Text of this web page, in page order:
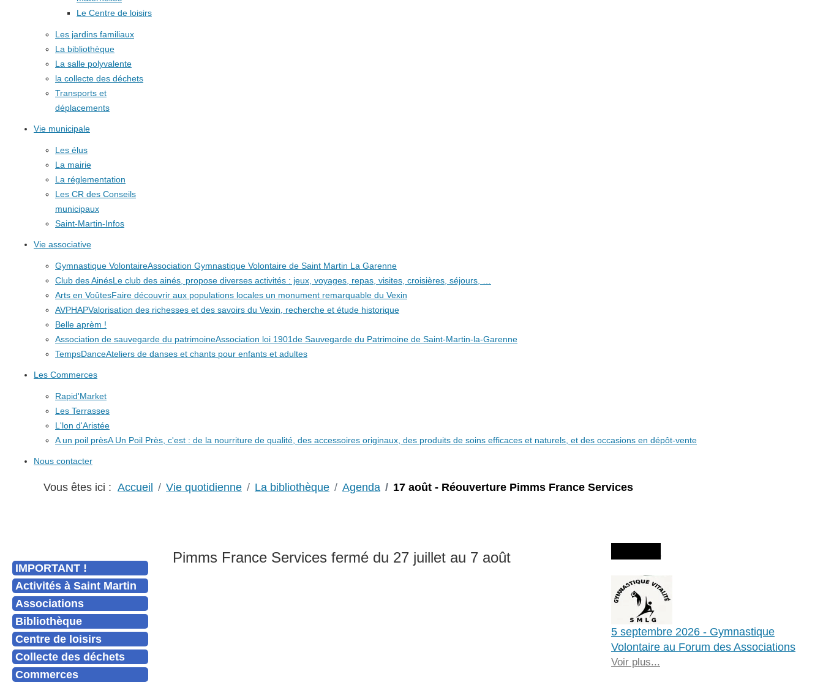
Le Centre de loisirs
Les jardins familiaux
La bibliothèque
La salle polyvalente
la collecte des déchets
Transports et
déplacements
Vie municipale
Les élus
La mairie
La réglementation
Les CR des Conseils
municipaux
Saint-Martin-Infos
Vie associative
Gymnastique VolontaireAssociation Gymnastique Volontaire de Saint Martin La Garenne
Club des AinésLe club des ainés, propose diverses activités : jeux, voyages, repas, visites, croisières, séjours, …
Arts en VoûtesFaire découvrir aux populations locales un monument remarquable du Vexin
AVPHAPValorisation des richesses et des savoirs du Vexin, recherche et étude historique
Belle aprèm !
Association de sauvegarde du patrimoineAssociation loi 1901de Sauvegarde du Patrimoine de Saint-Martin-la-Garenne
TempsDanceAteliers de danses et chants pour enfants et adultes
Les Commerces
Rapid'Market
Les Terrasses
L'lon d'Aristée
A un poil prèsA Un Poil Près, c'est : de la nourriture de qualité, des accessoires originaux, des produits de soins efficaces et naturels, et des occasions en dépôt-vente
Nous contacter
Vous êtes ici : Accueil Vie quotidienne La bibliothèque Agenda 17 août - Réouverture Pimms France Services
IMPORTANT !
Activités à Saint Martin
Associations
Bibliothèque
Centre de loisirs
Collecte des déchets
Commerces
Pimms France Services fermé du 27 juillet au 7 août
5 septembre 2026 - Gymnastique
Volontaire au Forum des Associations
Voir plus...